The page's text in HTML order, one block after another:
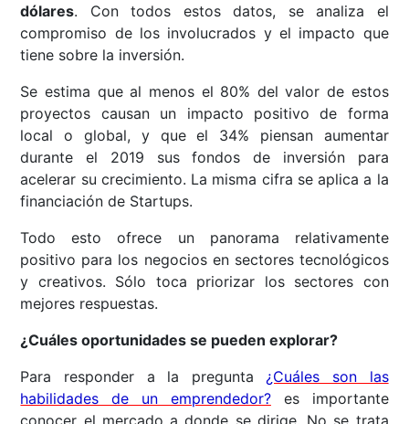
dólares. Con todos estos datos, se analiza el
compromiso de los involucrados y el impacto que
tiene sobre la inversión.
Se estima que al menos el 80% del valor de estos
proyectos causan un impacto positivo de forma
local o global, y que el 34% piensan aumentar
durante el 2019 sus fondos de inversión para
acelerar su crecimiento. La misma cifra se aplica a la
financiación de Startups.
Todo esto ofrece un panorama relativamente
positivo para los negocios en sectores tecnológicos
y creativos. Sólo toca priorizar los sectores con
mejores respuestas.
¿Cuáles oportunidades se pueden explorar?
Para responder a la pregunta ¿Cuáles son las
habilidades de un emprendedor?es importante